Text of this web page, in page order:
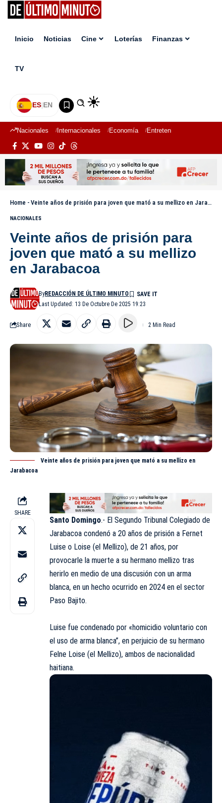
Inicio Noticias Cine Loterías Finanzas
TV
ES|EN
Nacionales Internacionales Economía Entretenimiento
Home - Veinte años de prisión para joven que mató a su mellizo en Jarabacoa
NACIONALES
Veinte años de prisión para
joven que mató a su mellizo
en Jarabacoa
Last Updated: 13 De Octubre De 2025 19:23
ByREDACCIÓN DE ÚLTIMO MINUTO
Share 2 Min Read
Veinte años de prisión para joven que mató a su mellizo en
Jarabacoa
SHARE
Santo Domingo.- El Segundo Tribunal Colegiado de
Jarabacoa condenó a 20 años de prisión a Fernet
Luise o Loise (el Mellizo), de 21 años, por
provocarle la muerte a su hermano mellizo tras
herirlo en medio de una discusión con un arma
blanca, en un hecho ocurrido en 2024 en el sector
Paso Bajito.
Luise fue condenado por «homicidio voluntario con
el uso de arma blanca”, en perjuicio de su hermano
Felne Loise (el Mellizo), ambos de nacionalidad
haitiana.